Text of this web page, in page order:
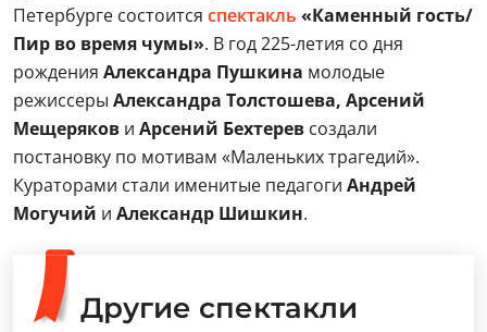
Петербурге состоится спектакль «Каменный гость/
Пир во время чумы». В год 225-летия со дня
рождения Александра Пушкина молодые
режиссеры Александра Толстошева, Арсений
Мещеряков и Арсений Бехтерев создали
постановку по мотивам «Маленьких трагедий».
Кураторами стали именитые педагоги Андрей
Могучий и Александр Шишкин.
Другие спектакли